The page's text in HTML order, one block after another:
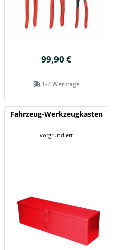
99,90 €
1-2 Werktage
Fahrzeug-Werkzeugkasten
vorgrundiert